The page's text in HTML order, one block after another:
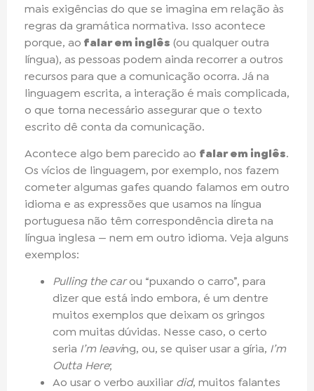
mais exigências do que se imagina em relação às
regras da gramática normativa. Isso acontece
porque, ao falar em inglês (ou qualquer outra
língua), as pessoas podem ainda recorrer a outros
recursos para que a comunicação ocorra. Já na
linguagem escrita, a interação é mais complicada,
o que torna necessário assegurar que o texto
escrito dê conta da comunicação.
Acontece algo bem parecido ao falar em inglês.
Os vícios de linguagem, por exemplo, nos fazem
cometer algumas gafes quando falamos em outro
idioma e as expressões que usamos na língua
portuguesa não têm correspondência direta na
língua inglesa — nem em outro idioma. Veja alguns
exemplos:
Pulling the carou “puxando o carro”, para
dizer que está indo embora, é um dentre
muitos exemplos que deixam os gringos
com muitas dúvidas. Nesse caso, o certo
seria I’m leaving, ou, se quiser usar a gíria, I’m
Outta Here;
Ao usar o verbo auxiliar did, muitos falantes